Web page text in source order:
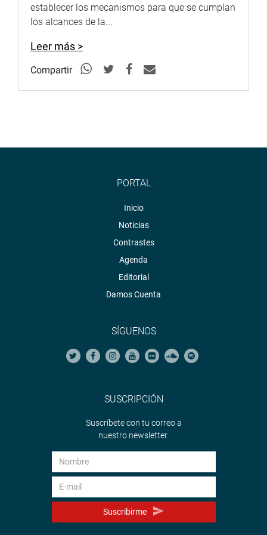
establecer los mecanismos para que se cumplan
los alcances de la...
Leer más >
Compartir
PORTAL
Inicio
Noticias
Contrastes
Agenda
Editorial
Damos Cuenta
SÍGUENOS
SUSCRIPCIÓN
Suscríbete con tu correo a
nuestro newsletter.
Suscribirme